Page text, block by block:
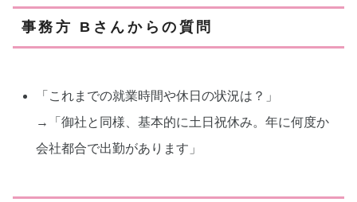
事務方 Bさんからの質問
「これまでの就業時間や休日の状況は？」
→「御社と同様、基本的に土日祝休み。年に何度か
会社都合で出勤があります」